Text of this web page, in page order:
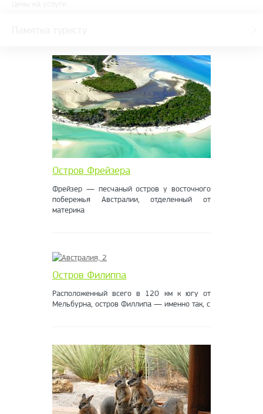
Остров Фрейзера
Фрейзер — песчаный остров у восточного
побережья Австралии, отделенный от
материка
Остров Филиппа
Расположенный всего в 120 км к югу от
Мельбурна, остров Филлипа — именно так, с